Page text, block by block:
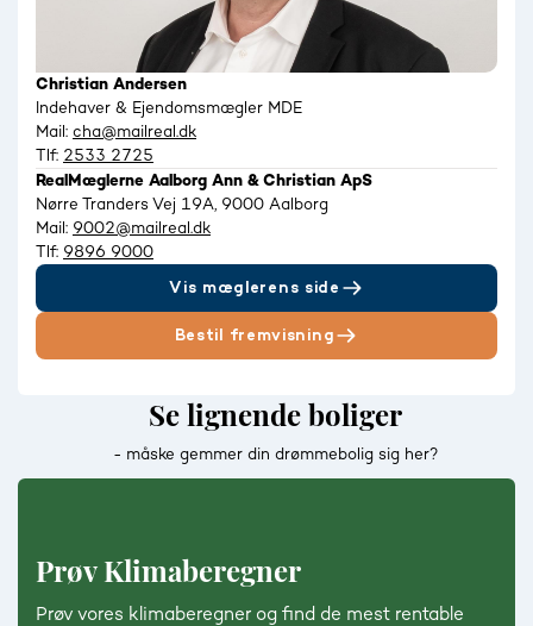
Christian Andersen
Indehaver & Ejendomsmægler MDE
Mail: cha@mailreal.dk
Tlf: 2533 2725
RealMæglerne Aalborg Ann & Christian ApS
Nørre Tranders Vej 19A, 9000 Aalborg
Mail: 9002@mailreal.dk
Tlf: 9896 9000
Vis mæglerens side
Bestil fremvisning
Se lignende boliger
- måske gemmer din drømmebolig sig her?
Prøv Klimaberegner
Prøv vores klimaberegner og find de mest rentable